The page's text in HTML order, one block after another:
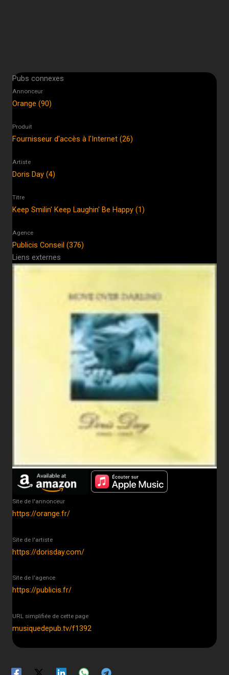
Pubs connexes
Annonceur
Orange (90)
Produit
Fournisseur d'accès à l'Internet (26)
Artiste
Doris Day (4)
Titre
Keep Smilin' Keep Laughin' Be Happy (1)
Agence
Publicis Conseil (376)
Liens externes
Site de l'annonceur
https://orange.fr/
Site de l'artiste
https://dorisday.com/
Site de l'agence
https://publicis.fr/
URL simplifiée de cette page
musiquedepub.tv/f1392